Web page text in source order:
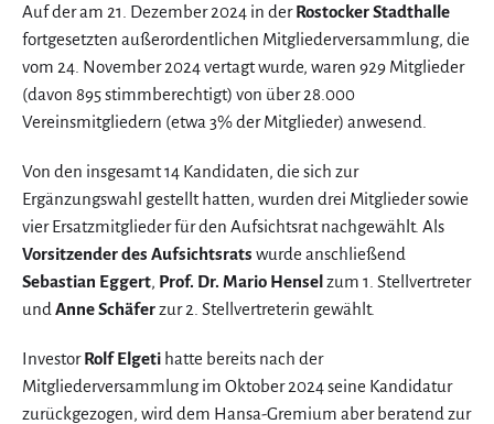
Auf der am 21. Dezember 2024 in derRostocker Stadthalle
fortgesetzten außerordentlichen Mitgliederversammlung, die
vom 24. November 2024 vertagt wurde, waren 929 Mitglieder
(davon 895 stimmberechtigt) von über 28.000
Vereinsmitgliedern (etwa 3% der Mitglieder) anwesend.
Von den insgesamt 14 Kandidaten, die sich zur
Ergänzungswahl gestellt hatten, wurden drei Mitglieder sowie
vier Ersatzmitglieder für den Aufsichtsrat nachgewählt. Als
Vorsitzender des Aufsichtsrats wurde anschließend
Sebastian Eggert, Prof. Dr. Mario Henselzum 1. Stellvertreter
und Anne Schäferzur 2. Stellvertreterin gewählt.
InvestorRolf Elgeti hatte bereits nach der
Mitgliederversammlung im Oktober 2024 seine Kandidatur
zurückgezogen, wird dem Hansa-Gremium aber beratend zur